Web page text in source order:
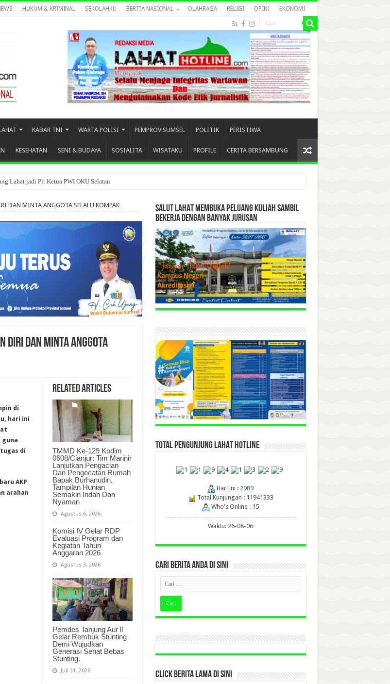
HUKUM & KRIMINAL SEKOLAHKU BERITA NASIONAL OLAHRAGA RELIGI OPINI EKONOMI
KABAR TNI WARTA POLISI PEMPROV SUMSEL POLITIK PERISTIWA
KESEHATAN SENI & BUDAYA SOSIALITA WISATAKU PROFILE CERITA BERSAMBUNG
Lahat jadi Plt Ketua PWI OKU Selatan
DAN MINTA ANGGOTA SELALU KOMPAK
DIRI DAN MINTA ANGGOTA
Related Articles
TMMD Ke-129 Kodim
0608/Cianjur: Tim Marinir
Lanjutkan Pengacian
Dan Pengecatan Rumah
Bapak Burhanudin,
Tampilan Hunian
Semakin Indah Dan
Nyaman
Agustus 6, 2026
Komisi IV Gelar RDP
Evaluasi Program dan
Kegiatan Tahun
Anggaran 2026
Agustus 3, 2026
Pemdes Tanjung Aur ll
Gelar Rembuk Stunting
Demi Wujudkan
Generasi Sehat Bebas
Stunting.
Juli 31, 2026
di
hari ini
guna
di
AKP
arahan
SALUT LAHAT MEMBUKA PELUANG KULIAH SAMBIL
BEKERJA DENGAN BANYAK JURUSAN
TOTAL PENGUNJUNG LAHAT HOTLINE
Hari ini : 2989
Total Kunjungan : 11941333
Who's Online : 15
Waktu: 26-08-06
CARI BERITA ANDA DI SINI
CLICK BERITA LAMA DI SINI